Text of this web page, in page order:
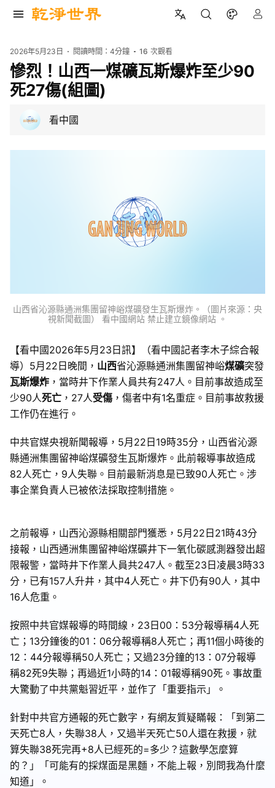
2026年5月23日 閱讀時間：4分鐘 16 次觀看
慘烈！山西一煤礦瓦斯爆炸至少90
死27傷(組圖)
看中國
山西省沁源縣通洲集團留神峪煤礦發生瓦斯爆炸。（圖片來源：央
視新聞截圖） 看中國網站 禁止建立鏡像網站 。
【看中國2026年5月23日訊】（看中國記者李木子綜合報
導）5月22日晚間， 山西省沁源縣通洲集團留神峪煤礦突發
瓦斯爆炸 ，當時井下作業人員共有247人。目前事故造成至
少90人死亡 ，27人受傷，傷者中有1名重症。目前事故救援
工作仍在進行。
中共官媒央視新聞報導，5月22日19時35分，山西省沁源
縣通洲集團留神峪煤礦發生瓦斯爆炸。此前報導事故造成
82人死亡，9人失聯。目前最新消息是已致90人死亡。涉
事企業負責人已被依法採取控制措施。
之前報導，山西沁源縣相關部門獲悉，5月22日21時43分
接報，山西通洲集團留神峪煤礦井下一氧化碳感測器發出超
限報警，當時井下作業人員共247人。截至23日凌晨3時33
分，已有157人升井，其中4人死亡。井下仍有90人，其中
16人危重。
按照中共官媒報導的時間線，23日00：53分報導稱4人死
亡；13分鐘後的01：06分報導稱8人死亡；再11個小時後的
12：44分報導稱50人死亡；又過23分鐘的13：07分報導
稱82死9失聯；再過近1小時的14：01報導稱90死。事故重
大驚動了中共黨魁習近平，並作了「重要指示」。
針對中共官方通報的死亡數字，有網友質疑瞞報：「到第二
天死亡8人，失聯38人，又過半天死亡50人還在救援，就
算失聯38死完再+8人已經死的=多少？這數學怎麼算
的？」「可能有的採煤面是黑麵，不能上報，別問我為什麼
知道」。